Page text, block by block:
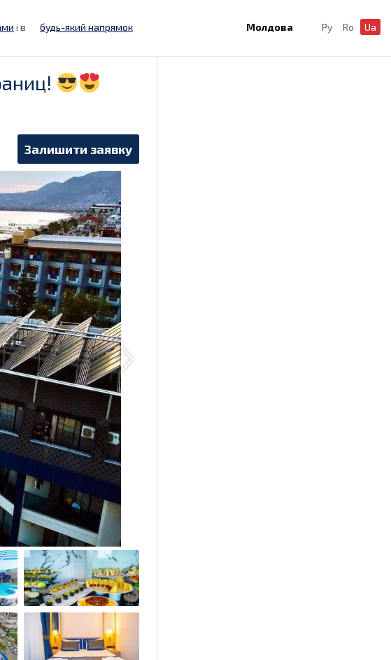
і в будь-який напрямок Молдова Ру Ro Ua
Залишити заявку